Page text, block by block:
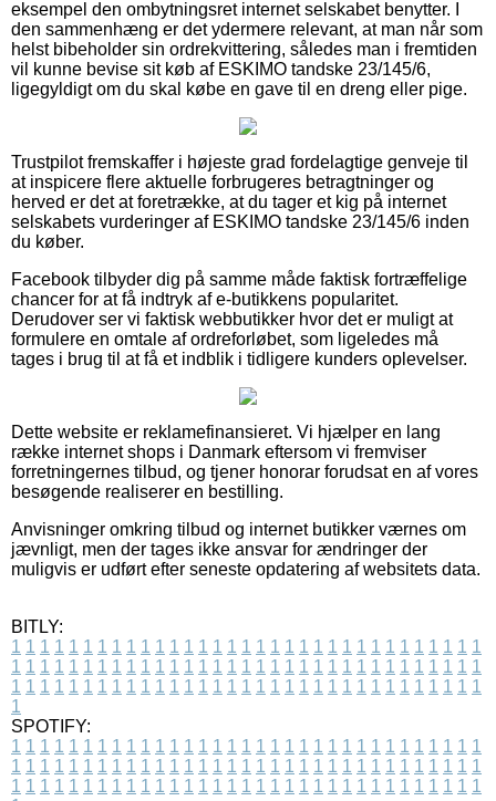
eksempel den ombytningsret internet selskabet benytter. I
den sammenhæng er det ydermere relevant, at man når som
helst bibeholder sin ordrekvittering, således man i fremtiden
vil kunne bevise sit køb af ESKIMO tandske 23/145/6,
ligegyldigt om du skal købe en gave til en dreng eller pige.
Trustpilot fremskaffer i højeste grad fordelagtige genveje til
at inspicere flere aktuelle forbrugeres betragtninger og
herved er det at foretrække, at du tager et kig på internet
selskabets vurderinger af ESKIMO tandske 23/145/6 inden
du køber.
Facebook tilbyder dig på samme måde faktisk fortræffelige
chancer for at få indtryk af e-butikkens popularitet.
Derudover ser vi faktisk webbutikker hvor det er muligt at
formulere en omtale af ordreforløbet, som ligeledes må
tages i brug til at få et indblik i tidligere kunders oplevelser.
Dette website er reklamefinansieret. Vi hjælper en lang
række internet shops i Danmark eftersom vi fremviser
forretningernes tilbud, og tjener honorar forudsat en af vores
besøgende realiserer en bestilling.
Anvisninger omkring tilbud og internet butikker værnes om
jævnligt, men der tages ikke ansvar for ændringer der
muligvis er udført efter seneste opdatering af websitets data.
BITLY:
1 1 1 1 1 1 1 1 1 1 1 1 1 1 1 1 1 1 1 1 1 1 1 1 1 1 1 1 1 1 1 1 1
1 1 1 1 1 1 1 1 1 1 1 1 1 1 1 1 1 1 1 1 1 1 1 1 1 1 1 1 1 1 1 1 1
1 1 1 1 1 1 1 1 1 1 1 1 1 1 1 1 1 1 1 1 1 1 1 1 1 1 1 1 1 1 1 1 1
1
SPOTIFY:
1 1 1 1 1 1 1 1 1 1 1 1 1 1 1 1 1 1 1 1 1 1 1 1 1 1 1 1 1 1 1 1 1
1 1 1 1 1 1 1 1 1 1 1 1 1 1 1 1 1 1 1 1 1 1 1 1 1 1 1 1 1 1 1 1 1
1 1 1 1 1 1 1 1 1 1 1 1 1 1 1 1 1 1 1 1 1 1 1 1 1 1 1 1 1 1 1 1 1